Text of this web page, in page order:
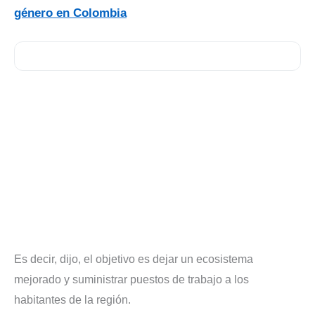
género en Colombia
Es decir, dijo, el objetivo es dejar un ecosistema
mejorado y suministrar puestos de trabajo a los
habitantes de la región.